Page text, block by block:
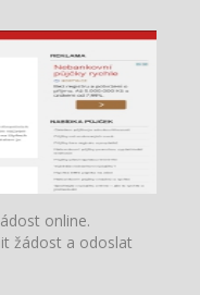
online.
žádost a odoslat